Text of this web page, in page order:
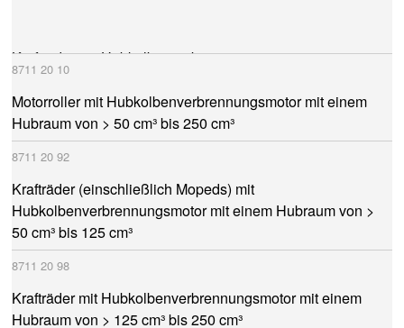
Krafträder mit Hubkolbenverbrennungsmotor mit einem
Hubraum von > 50 cm³ bis 250 cm³
8711 20 10
Motorroller mit Hubkolbenverbrennungsmotor mit einem
Hubraum von > 50 cm³ bis 250 cm³
8711 20 92
Krafträder (einschließlich Mopeds) mit
Hubkolbenverbrennungsmotor mit einem Hubraum von >
50 cm³ bis 125 cm³
8711 20 98
Krafträder mit Hubkolbenverbrennungsmotor mit einem
Hubraum von > 125 cm³ bis 250 cm³